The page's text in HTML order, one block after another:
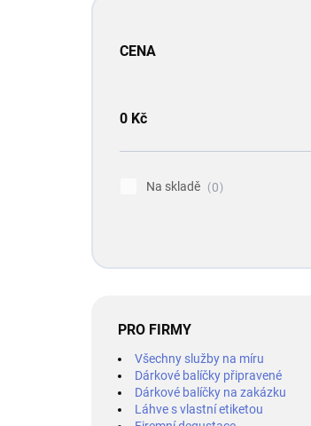
CENA
0 Kč
Na skladě 0
PRO FIRMY
Všechny služby na míru
Dárkové balíčky připravené
Dárkové balíčky na zakázku
Láhve s vlastní etiketou